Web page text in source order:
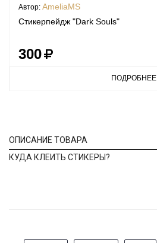
Автор: AmeliaMS
Стикерпейдж "Dark Souls"
300
ПОДРОБНЕЕ
ОПИСАНИЕ ТОВАРА
КУДА КЛЕИТЬ СТИКЕРЫ?